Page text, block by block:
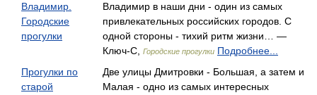
Владимир.
Городские
прогулки
Владимир в наши дни - один из самых
привлекательных российских городов. С
одной стороны - тихий ритм жизни… —
Ключ-С,
Городские прогулки Подробнее...
Прогулки по
старой
Две улицы Дмитровки - Большая, а затем и
Малая - одно из самых интересных